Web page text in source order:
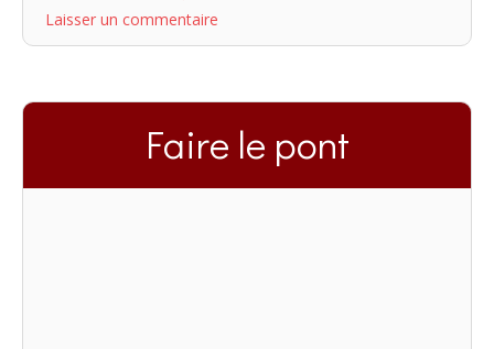
Laisser un commentaire
Faire le pont